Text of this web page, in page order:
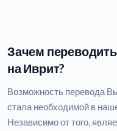
Зачем
на Иврит?
Возможность перевода
стала необходимой в
Независимо от того,